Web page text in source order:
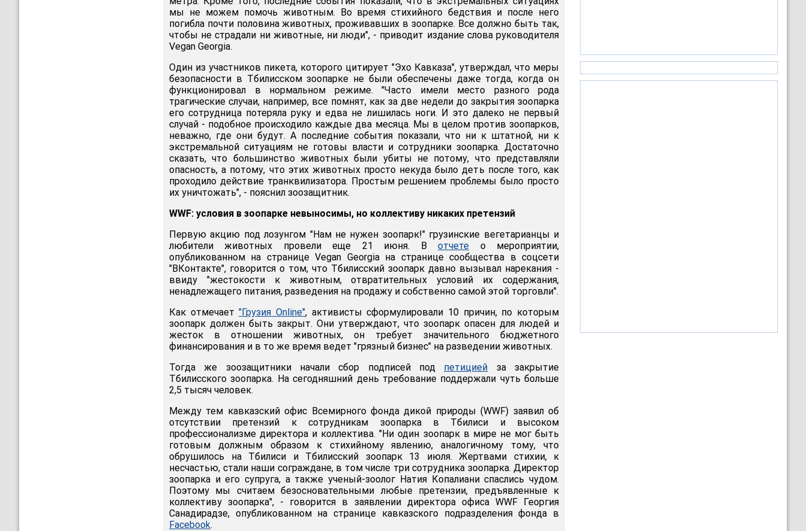
мы не можем помочь животным. Во время стихийного бедствия и после него
погибла почти половина животных, проживавших в зоопарке. Все должно быть так,
чтобы не страдали ни животные, ни люди", - приводит издание слова руководителя
Vegan Georgia.
Один из участников пикета, которого цитирует "Эхо Кавказа", утверждал, что меры
безопасности в Тбилисском зоопарке не были обеспечены даже тогда, когда он
функционировал в нормальном режиме. "Часто имели место разного рода
трагические случаи, например, все помнят, как за две недели до закрытия зоопарка
его сотрудница потеряла руку и едва не лишилась ноги. И это далеко не первый
случай - подобное происходило каждые два месяца. Мы в целом против зоопарков,
неважно, где они будут. А последние события показали, что ни к штатной, ни к
экстремальной ситуациям не готовы власти и сотрудники зоопарка. Достаточно
сказать, что большинство животных были убиты не потому, что представляли
опасность, а потому, что этих животных просто некуда было деть после того, как
проходило действие транквилизатора. Простым решением проблемы было просто
их уничтожать", - пояснил зоозащитник.
WWF: условия в зоопарке невыносимы, но коллективу никаких претензий
Первую акцию под лозунгом "Нам не нужен зоопарк!" грузинские вегетарианцы и
любители животных провели еще 21 июня. Вотчете о мероприятии,
опубликованном на странице Vegan Georgia на странице сообщества в соцсети
"ВКонтакте", говорится о том, что Тбилисский зоопарк давно вызывал нарекания -
ввиду "жестокости к животным, отвратительных условий их содержания,
ненадлежащего питания, разведения на продажу и собственно самой этой торговли".
Как отмечает"Грузия Online", активисты сформулировали 10 причин, по которым
зоопарк должен быть закрыт. Они утверждают, что зоопарк опасен для людей и
жесток в отношении животных, он требует значительного бюджетного
финансирования и в то же время ведет "грязный бизнес" на разведении животных.
Тогда же зоозащитники начали сбор подписей под петицией за закрытие
Тбилисского зоопарка. На сегодняшний день требование поддержали чуть больше
2,5 тысяч человек.
Между тем кавказский офис Всемирного фонда дикой природы (WWF) заявил об
отсутствии претензий к сотрудникам зоопарка в Тбилиси и высоком
профессионализме директора и коллектива. "Ни один зоопарк в мире не мог быть
готовым должным образом к стихийному явлению, аналогичному тому, что
обрушилось на Тбилиси и Тбилисский зоопарк 13 июля. Жертвами стихии, к
несчастью, стали наши сограждане, в том числе три сотрудника зоопарка. Директор
зоопарка и его супруга, а также ученый-зоолог Натия Копалиани спаслись чудом.
Поэтому мы считаем безосновательными любые претензии, предъявленные к
коллективу зоопарка", - говорится в заявлении директора офиса WWF Георгия
Санадирадзе, опубликованном на странице кавказского подразделения фонда в
Facebook.